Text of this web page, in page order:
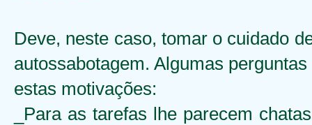
Deve, neste caso, tomar o cuidado
autossabotagem. Algumas
estas motivações:
_Para as tarefas lhe parecem